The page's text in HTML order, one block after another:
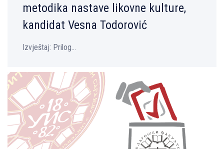
metodika nastave likovne kulture,
kandidat Vesna Todorović
Izvještaj: Prilog...